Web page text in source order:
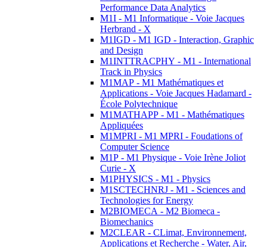
Performance Data Analytics
M1I - M1 Informatique - Voie Jacques
Herbrand - X
M1IGD - M1 IGD - Interaction, Graphic
and Design
M1INTTRACPHY - M1 - International
Track in Physics
M1MAP - M1 Mathématiques et
Applications - Voie Jacques Hadamard -
École Polytechnique
M1MATHAPP - M1 - Mathématiques
Appliquées
M1MPRI - M1 MPRI - Foudations of
Computer Science
M1P - M1 Physique - Voie Irène Joliot
Curie - X
M1PHYSICS - M1 - Physics
M1SCTECHNRJ - M1 - Sciences and
Technologies for Energy
M2BIOMECA - M2 Biomeca -
Biomechanics
M2CLEAR - CLimat, Environnement,
Applications et Recherche - Water, Air,